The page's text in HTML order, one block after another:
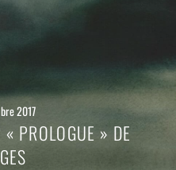
2017
« PROLOGUE » DE